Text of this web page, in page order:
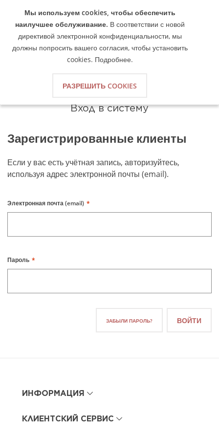
Мы используем cookies, чтобы обеспечить
наилучшее обслуживание. В соответствии с новой
директивой электронной конфиденциальности, мы
должны попросить вашего согласия, чтобы установить
cookies. Подробнее.
РАЗРЕШИТЬ COOKIES
B2C Aphome
Вход в систему
Зарегистрированные клиенты
Если у вас есть учётная запись, авторизуйтесь,
используя адрес электронной почты (email).
Электронная почта (email)
Пароль
ВОЙТИ
ЗАБЫЛИ ПАРОЛЬ?
ИНФОРМАЦИЯ
КЛИЕНТСКИЙ СЕРВИС